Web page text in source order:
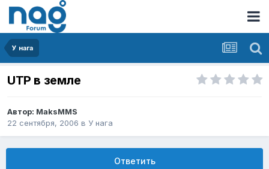
У нага
UTP в земле
Автор: MaksMMS
22 сентября, 2006 в У нага
Ответить